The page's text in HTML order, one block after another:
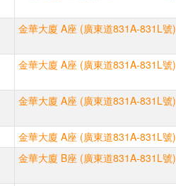
金華大廈 A座 (廣東道831A-831L號)
金華大廈 A座 (廣東道831A-831L號)
金華大廈 A座 (廣東道831A-831L號)
金華大廈 A座 (廣東道831A-831L號)
金華大廈 B座 (廣東道831A-831L號)